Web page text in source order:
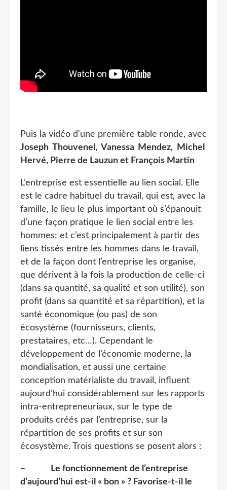
Puis la vidéo d'une première table ronde, avec
Joseph Thouvenel, Vanessa Mendez, Michel
Hervé, Pierre de Lauzun et François Martin
L’entreprise est essentielle au lien social. Elle
est le cadre habituel du travail, qui est, avec la
famille, le lieu le plus important où s’épanouit
d’une façon pratique le lien social entre les
hommes; et c’est principalement à partir des
liens tissés entre les hommes dans le travail,
et de la façon dont l’entreprise les organise,
que dérivent à la fois la production de celle-ci
(dans sa quantité, sa qualité et son utilité), son
profit (dans sa quantité et sa répartition), et la
santé économique (ou pas) de son
écosystème (fournisseurs, clients,
prestataires, etc…). Cependant le
développement de l’économie moderne, la
mondialisation, et aussi une certaine
conception matérialiste du travail, influent
aujourd’hui considérablement sur les rapports
intra-entrepreneuriaux, sur le type de
produits créés par l’entreprise, sur la
répartition de ses profits et sur son
écosystème. Trois questions se posent alors :
–
Le fonctionnement de l’entreprise
d’aujourd’hui est-il « bon » ? Favorise-t-il le